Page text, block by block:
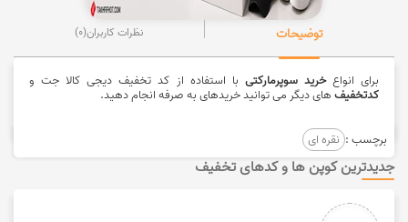
توضیحات نظرات کاربران(0)
برای انواعخرید سوپرمارکتی با استفاده از کد تخفیف دیجی کالا جت و
کدتخفیفهای دیگر می توانید خریدهای به صرفه انجام دهید.
برچسب : نقره ای
جدیدترین کوپن ها و کدهای تخفیف